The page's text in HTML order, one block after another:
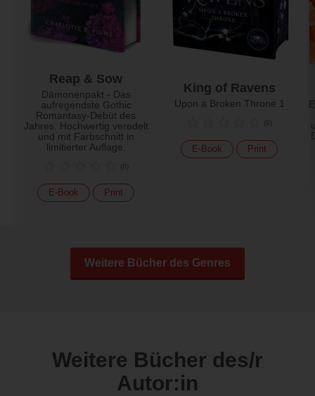
Reap & Sow
Dämonenpakt - Das
aufregendste Gothic
Romantasy-Debüt des
Jahres. Hochwertig veredelt
und mit Farbschnitt in
limitierter Auflage.
(0)
E-Book Print
King of Ravens
Upon a Broken Throne 1
(0)
E-Book Print
Weitere Bücher des Genres
Weitere Bücher des/r
Autor:in